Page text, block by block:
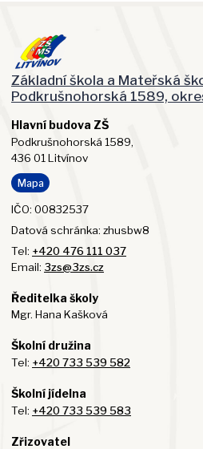
Základní škola a Mateřská
Podkrušnohorská 1589,
Hlavní budova ZŠ
Podkrušnohorská 1589,
436 01 Litvínov
Mapa
IČO: 00832537
Datová schránka: zhusbw8
Tel: +420 476 111 037
Email: 3zs@3zs.cz
Ředitelka školy
Mgr. Hana Kašková
Školní družina
Tel: +420 733 539 582
Školní jídelna
Tel: +420 733 539 583
Zřizovatel